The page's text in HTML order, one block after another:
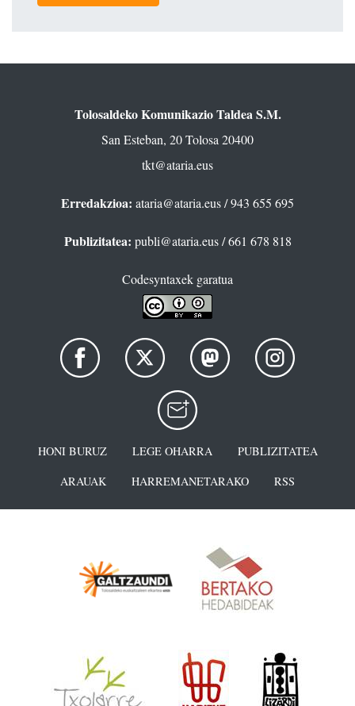
Tolosaldeko Komunikazio Taldea S.M.
San Esteban, 20 Tolosa 20400
tkt@ataria.eus
Erredakzioa: ataria@ataria.eus/ 943 655 695
Publizitatea: publi@ataria.eus/ 661 678 818
Codesyntaxek garatua
HONI BURUZ LEGE OHARRA
PUBLIZITATEA
ARAUAK
HARREMANETARAKO RSS